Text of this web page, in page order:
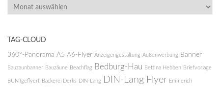
ARCHIV
TAG-CLOUD
360°-Panorama A5 A6-Flyer Anzeigengestaltung Außenwerbung Banner
Bauzaunbanner Bauzäune Beachflag Bedburg-Hau Bettina Hebben Briefvorlage
BUNTgeflyert Bäckerei Derks DIN-Lang DIN-Lang Flyer Emmerich